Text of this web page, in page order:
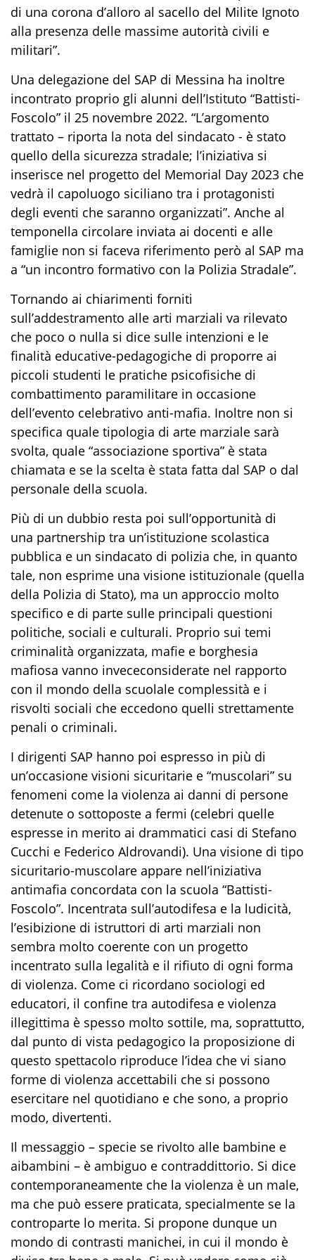
di una corona d’alloro al sacello del Milite Ignoto
alla presenza delle massime autorità civili e
militari”.
Una delegazione del SAP di Messina ha inoltre
incontrato proprio gli alunni dell’Istituto “Battisti-
Foscolo” il 25 novembre 2022. “L’argomento
trattato – riporta la nota del sindacato - è stato
quello della sicurezza stradale; l’iniziativa si
inserisce nel progetto del Memorial Day 2023 che
vedrà il capoluogo siciliano tra i protagonisti
degli eventi che saranno organizzati”. Anche al
temponella circolare inviata ai docenti e alle
famiglie non si faceva riferimento però al SAP ma
a “un incontro formativo con la Polizia Stradale”.
Tornando ai chiarimenti forniti
sull’addestramento alle arti marziali va rilevato
che poco o nulla si dice sulle intenzioni e le
finalità educative-pedagogiche di proporre ai
piccoli studenti le pratiche psicofisiche di
combattimento paramilitare in occasione
dell’evento celebrativo anti-mafia. Inoltre non si
specifica quale tipologia di arte marziale sarà
svolta, quale “associazione sportiva” è stata
chiamata e se la scelta è stata fatta dal SAP o dal
personale della scuola.
Più di un dubbio resta poi sull’opportunità di
una partnership tra un’istituzione scolastica
pubblica e un sindacato di polizia che, in quanto
tale, non esprime una visione istituzionale (quella
della Polizia di Stato), ma un approccio molto
specifico e di parte sulle principali questioni
politiche, sociali e culturali. Proprio sui temi
criminalità organizzata, mafie e borghesia
mafiosa vanno invececonsiderate nel rapporto
con il mondo della scuolale complessità e i
risvolti sociali che eccedono quelli strettamente
penali o criminali.
I dirigenti SAP hanno poi espresso in più di
un’occasione visioni sicuritarie e “muscolari” su
fenomeni come la violenza ai danni di persone
detenute o sottoposte a fermi (celebri quelle
espresse in merito ai drammatici casi di Stefano
Cucchi e Federico Aldrovandi). Una visione di tipo
sicuritario-muscolare appare nell’iniziativa
antimafia concordata con la scuola “Battisti-
Foscolo”. Incentrata sull’autodifesa e la ludicità,
l’esibizione di istruttori di arti marziali non
sembra molto coerente con un progetto
incentrato sulla legalità e il rifiuto di ogni forma
di violenza. Come ci ricordano sociologi ed
educatori, il confine tra autodifesa e violenza
illegittima è spesso molto sottile, ma, soprattutto,
dal punto di vista pedagogico la proposizione di
questo spettacolo riproduce l’idea che vi siano
forme di violenza accettabili che si possono
esercitare nel quotidiano e che sono, a proprio
modo, divertenti.
Il messaggio – specie se rivolto alle bambine e
aibambini – è ambiguo e contraddittorio. Si dice
contemporaneamente che la violenza è un male,
ma che può essere praticata, specialmente se la
controparte lo merita. Si propone dunque un
mondo di contrasti manichei, in cui il mondo è